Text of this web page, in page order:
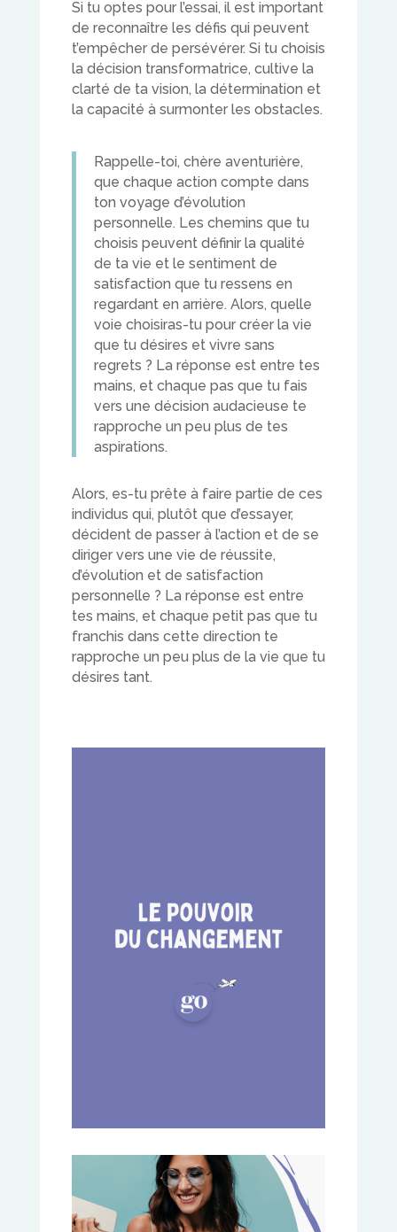
Si tu optes pour l’essai, il est important
de reconnaître les défis qui peuvent
t’empêcher de persévérer. Si tu choisis
la décision transformatrice, cultive la
clarté de ta vision, la détermination et
la capacité à surmonter les obstacles.
Rappelle-toi, chère aventurière,
que chaque action compte dans
ton voyage d’évolution
personnelle. Les chemins que tu
choisis peuvent définir la qualité
de ta vie et le sentiment de
satisfaction que tu ressens en
regardant en arrière. Alors, quelle
voie choisiras-tu pour créer la vie
que tu désires et vivre sans
regrets ? La réponse est entre tes
mains, et chaque pas que tu fais
vers une décision audacieuse te
rapproche un peu plus de tes
aspirations.
Alors, es-tu prête à faire partie de ces
individus qui, plutôt que d’essayer,
décident de passer à l’action et de se
diriger vers une vie de réussite,
d’évolution et de satisfaction
personnelle ? La réponse est entre
tes mains, et chaque petit pas que tu
franchis dans cette direction te
rapproche un peu plus de la vie que tu
désires tant.